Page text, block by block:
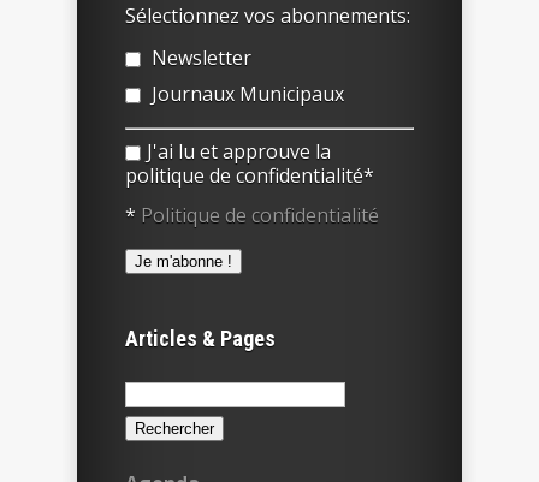
Sélectionnez vos abonnements:
Newsletter
Journaux Municipaux
J'ai lu et approuve la
politique de confidentialité*
* Politique de confidentialité
Articles & Pages
Rechercher :